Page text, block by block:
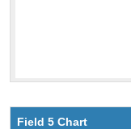
Field 5 Chart